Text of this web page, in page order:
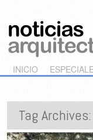
Main menu
Skip to primary
Skip to secondary
INICIO
Tag Archives: